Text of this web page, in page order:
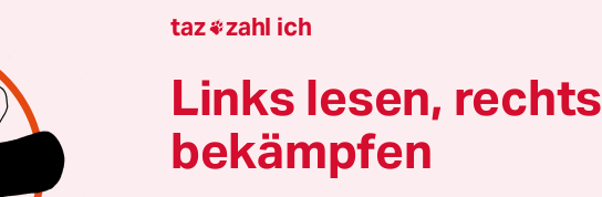
ich gerade aus dem alljährlichen Winterurlaub gekommen
das Ding jetzt wegkann. Im Gegenteil, ich hatte noch nie
so wie andere, die mittlerweile nicht mehr
Partenkirchenund zum österreichischen Wilden
nach Japan und Utah reisen, um ausreichend Schnee
taz zahl ich
Links lesen, rechts
bekämpfen